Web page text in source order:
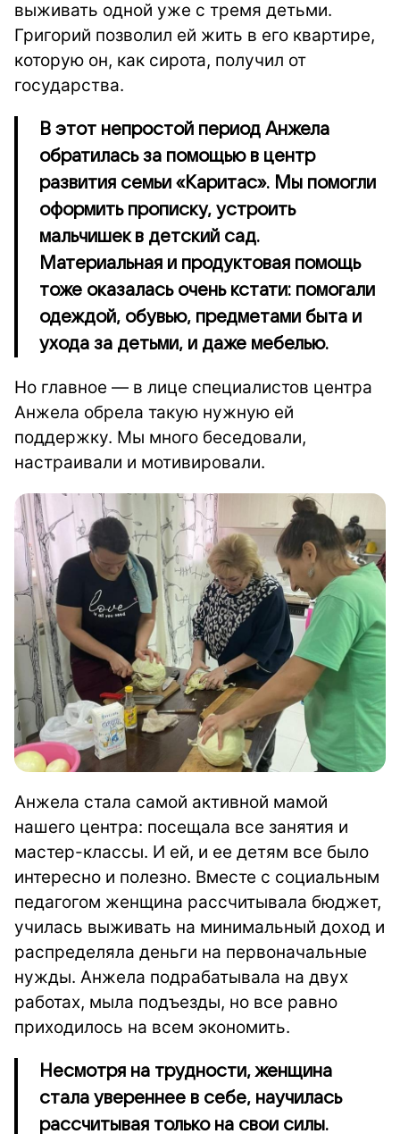
выживать одной уже с тремя детьми.
Григорий позволил ей жить в его квартире,
которую он, как сирота, получил от
государства.
В этот непростой период Анжела
обратилась за помощью в центр
развития семьи «Каритас». Мы помогли
оформить прописку, устроить
мальчишек в детский сад.
Материальная и продуктовая помощь
тоже оказалась очень кстати: помогали
одеждой, обувью, предметами быта и
ухода за детьми, и даже мебелью.
Но главное — в лице специалистов центра
Анжела обрела такую нужную ей
поддержку. Мы много беседовали,
настраивали и мотивировали.
Анжела стала самой активной мамой
нашего центра: посещала все занятия и
мастер-классы. И ей, и ее детям все было
интересно и полезно. Вместе с социальным
педагогом женщина рассчитывала бюджет,
училась выживать на минимальный доход и
распределяла деньги на первоначальные
нужды. Анжела подрабатывала на двух
работах, мыла подъезды, но все равно
приходилось на всем экономить.
Несмотря на трудности, женщина
стала увереннее в себе, научилась
рассчитывая только на свои силы.